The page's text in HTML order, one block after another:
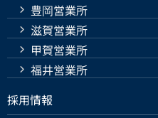
豊岡営業所
滋賀営業所
甲賀営業所
福井営業所
採用情報